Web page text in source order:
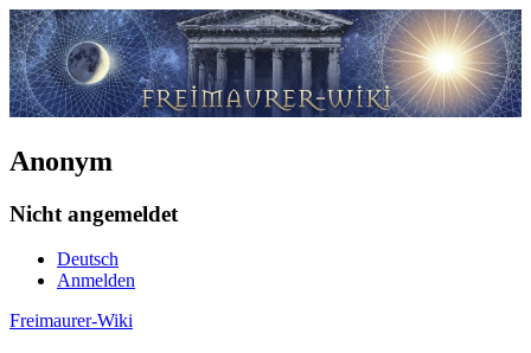
Anonym
Nicht angemeldet
Deutsch
Anmelden
Freimaurer-Wiki